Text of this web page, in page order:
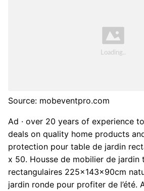
Source: mobeventpro.com
Ad · over 20 years of experience
deals on quality home products
protection pour table de jardin
x 50. Housse de mobilier de jardin
rectangulaires 225x143x90cm
jardin ronde pour profiter de l’été.